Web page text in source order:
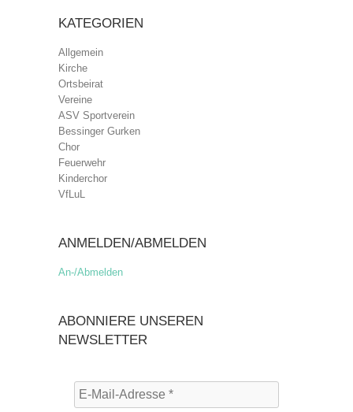
KATEGORIEN
Allgemein
Kirche
Ortsbeirat
Vereine
ASV Sportverein
Bessinger Gurken
Chor
Feuerwehr
Kinderchor
VfLuL
ANMELDEN/ABMELDEN
An-/Abmelden
ABONNIERE UNSEREN
NEWSLETTER